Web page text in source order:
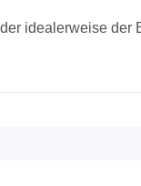
idealerweise der